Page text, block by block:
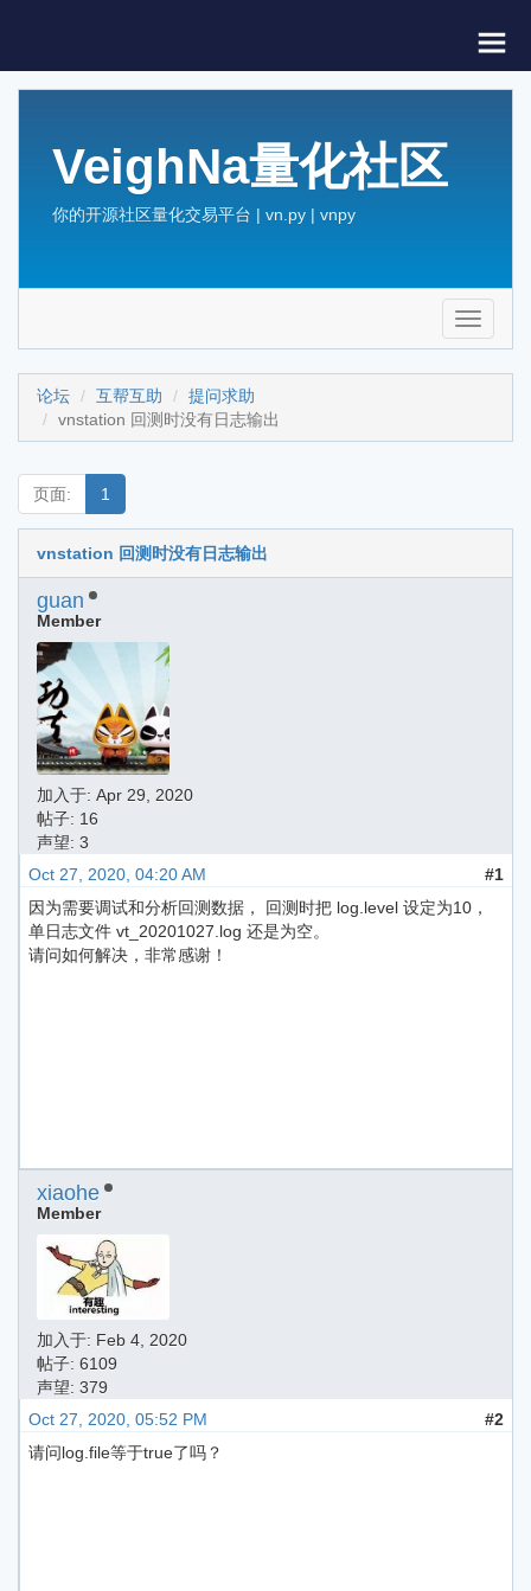
VeighNa量化社区
你的开源社区量化交易平台 | vn.py | vnpy
Toggle
论坛 互帮互助
提问求助
vnstation 回测时没有日志输出
页面: 1
vnstation 回测时没有日志输出
guan
Member
加入于: Apr 29, 2020
帖子: 16
声望: 3
Oct 27, 2020, 04:20 AM
#1
因为需要调试和分析回测数据， 回测时把 log.level 设定为10，
单日志文件 vt_20201027.log 还是为空。
请问如何解决，非常感谢！
xiaohe
Member
加入于: Feb 4, 2020
帖子: 6109
声望: 379
Oct 27, 2020, 05:52 PM
#2
请问log.file等于true了吗？